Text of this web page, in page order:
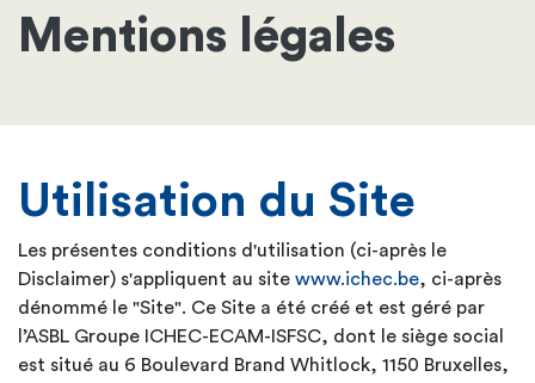
d'Ariane
Mentions légales
Utilisation du Site
Les présentes conditions d'utilisation (ci-après le
Disclaimer) s'appliquent au site www.ichec.be, ci-après
dénommé le "Site". Ce Site a été créé et est géré par
l’ASBL Groupe ICHEC-ECAM-ISFSC, dont le siège social
est situé au 6 Boulevard Brand Whitlock, 1150 Bruxelles,